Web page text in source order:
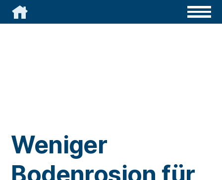

Weniger